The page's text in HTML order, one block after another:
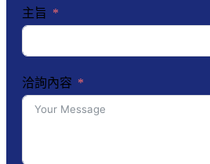
主旨
洽詢內容